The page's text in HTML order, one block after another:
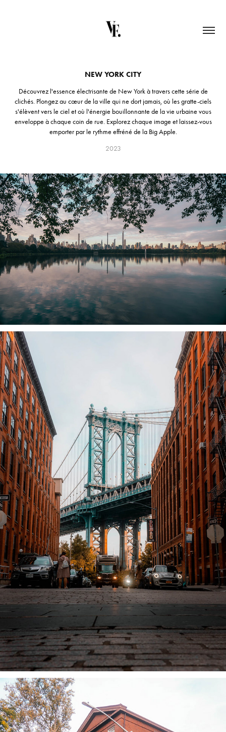
NEW YORK CITY
Découvrez l'essence électrisante de New York à travers cette série de
clichés. Plongez au cœur de la ville qui ne dort jamais, où les gratte-ciels
s'élèvent vers le ciel et où l'énergie bouillonnante de la vie urbaine vous
enveloppe à chaque coin de rue. Explorez chaque image et laissez-vous
emporter par le rythme effréné de la Big Apple.
2023